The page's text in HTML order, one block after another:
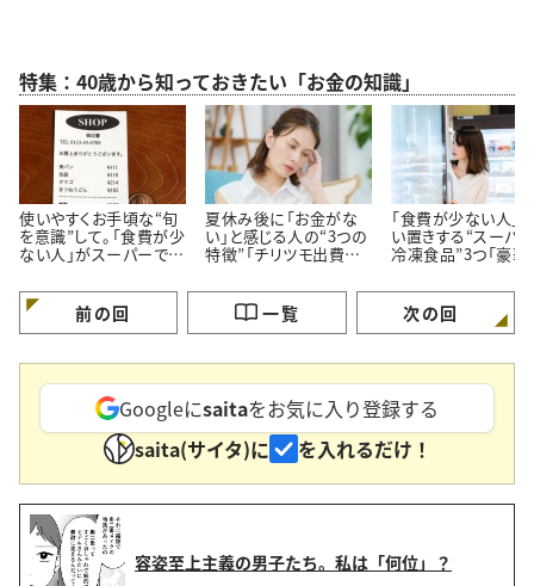
特集：40歳から知っておきたい「お金の知識」
使いやすくお手頃な“旬
を意識”して。「食費が少
ない人」がスーパーでよ
夏休み後に「お金がな
い」と感じる人の“3つの
特徴”「チリツモ出費に
「食費が少ない人」
い置きする“スーパ
冷凍食品”3つ「豪華
る」
前の回 一覧 次の回
Googleにsaitaをお気に入り登録する
saita(サイタ)に
を入れるだけ！
容姿至上主義の男子たち。私は「何位」？